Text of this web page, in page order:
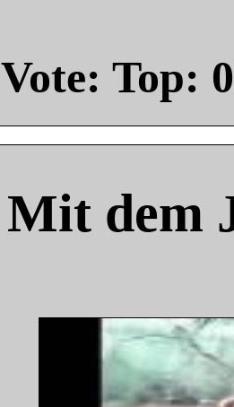
Vote: Top: 0
Mit dem